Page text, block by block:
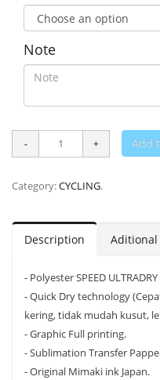
Note
Add
Category:CYCLING.
Description
- Polyester SPEED
- Quick Dry technology
kering, tidak mudah kusut,
- Graphic Full printing.
- Sublimation Transfer
- Original Mimaki ink Japan.